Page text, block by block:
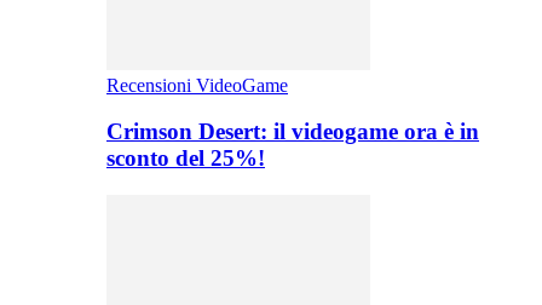
Recensioni VideoGame
Crimson Desert: il videogame ora è in
sconto del 25%!